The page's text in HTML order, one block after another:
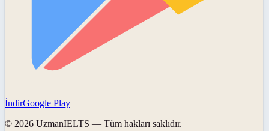
İndirGoogle Play
© 2026 UzmanIELTS — Tüm hakları saklıdır.